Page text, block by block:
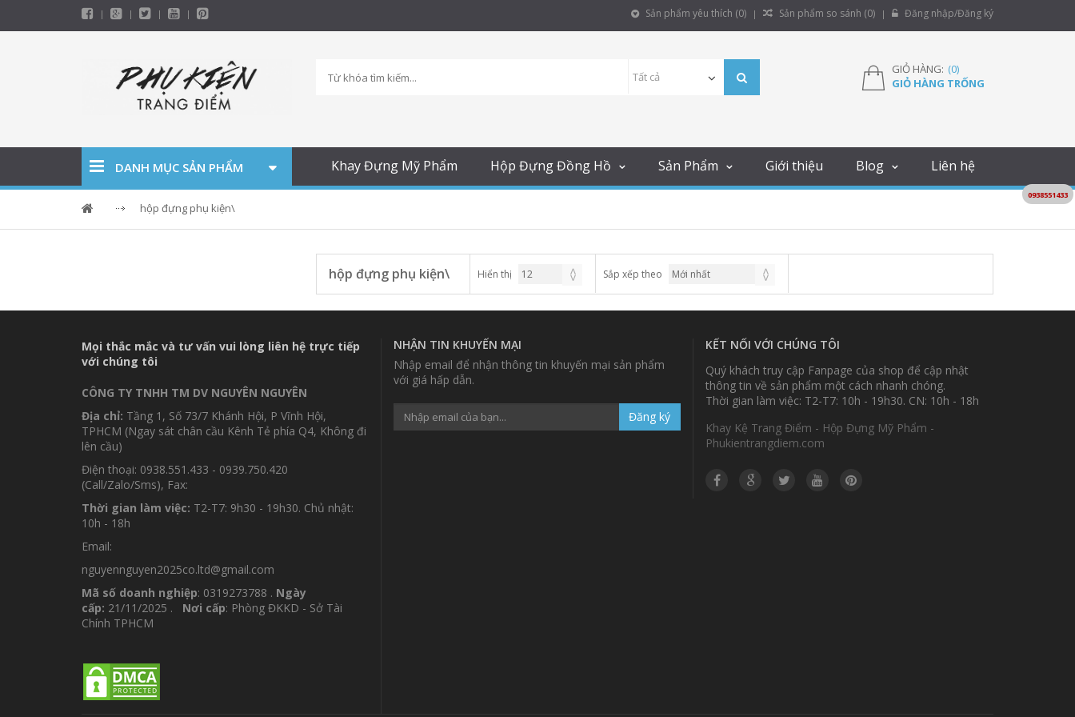
Sản phẩm yêu thích (0) Sản phẩm so sánh (0) Đăng nhập/Đăng ký
GIỎ HÀNG: (0)
GIỎ HÀNG TRỐNG
DANH MỤC SẢN PHẨM Khay Đựng Mỹ Phẩm Hộp Đựng Đồng Hồ Sản Phẩm Giới thiệu Blog Liên hệ
hộp đựng phụ kiện\
hộp đựng phụ kiện\ Hiển thị Sắp xếp theo
Mọi thắc mắc và tư vấn vui lòng liên hệ trực tiếp
với chúng tôi
CÔNG TY TNHH TM DV NGUYÊN NGUYÊN
Địa chỉ: Tầng 1, Số 73/7 Khánh Hội, P Vĩnh Hội,
TPHCM (Ngay sát chân cầu Kênh Tẻ phía Q4, Không đi
lên cầu)
Điện thoại: 0938.551.433 - 0939.750.420
(Call/Zalo/Sms), Fax:
Thời gian làm việc: T2-T7: 9h30 - 19h30. Chủ nhật:
10h - 18h
Email:
nguyennguyen2025co.ltd@gmail.com
Mã số doanh nghiệp: 0319273788 . Ngày
cấp: 21/11/2025 . Nơi cấp: Phòng ĐKKD - Sở Tài
Chính TPHCM
NHẬN TIN KHUYẾN MẠI
Nhập email để nhận thông tin khuyến mại sản phẩm
với giá hấp dẫn.
Đăng ký
KẾT NỐI VỚI CHÚNG TÔI
Quý khách truy cập Fanpage của shop để cập nhật
thông tin về sản phẩm một cách nhanh chóng.
Thời gian làm việc: T2-T7: 10h - 19h30. CN: 10h - 18h
Khay Kệ Trang Điểm - Hộp Đựng Mỹ Phẩm -
Phukientrangdiem.com
0938551433